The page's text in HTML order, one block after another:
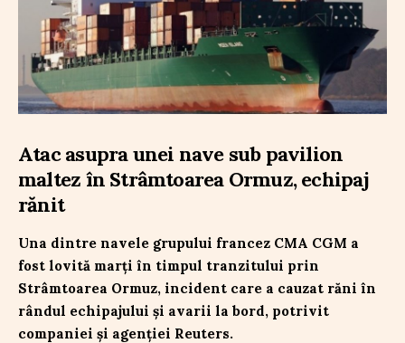
Atac asupra unei nave sub pavilion
maltez în Strâmtoarea Ormuz, echipaj
rănit
Una dintre navele grupului francez CMA CGM a
fost lovită marți în timpul tranzitului prin
Strâmtoarea Ormuz, incident care a cauzat răni în
rândul echipajului și avarii la bord, potrivit
companiei și agenției Reuters.